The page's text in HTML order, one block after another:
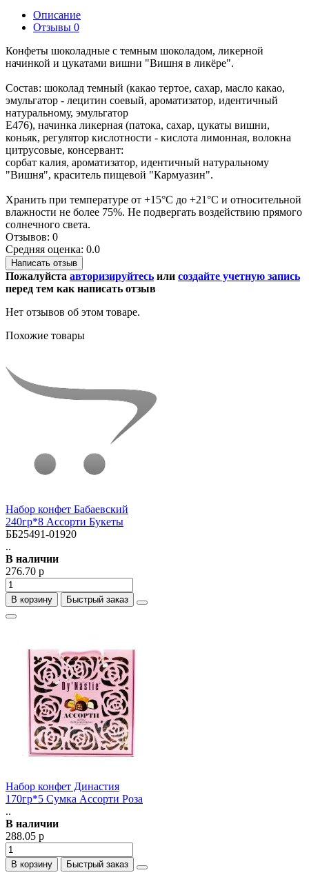
Описание
Отзывы 0
Конфеты шоколадные с темным шоколадом, ликерной
начинкой и цукатами вишни "Вишня в ликёре".
Состав: шоколад темный (какао тертое, сахар, масло какао,
эмульгатор - лецитин соевый, ароматизатор, идентичный
натуральному, эмульгатор
Е476), начинка ликерная (патока, сахар, цукаты вишни,
коньяк, регулятор кислотности - кислота лимонная, волокна
цитрусовые, консервант:
сорбат калия, ароматизатор, идентичный натуральному
"Вишня", краситель пищевой "Кармуазин".
Хранить при температуре от +15°С до +21°С и относительной
влажности не более 75%. Не подвергать воздействию прямого
солнечного света.
Отзывов: 0
Средняя оценка: 0.0
Написать отзыв
Пожалуйста авторизируйтесь или создайте учетную запись
перед тем как написать отзыв
Нет отзывов об этом товаре.
Похожие товары
Набор конфет Бабаевский
240гр*8 Ассорти Букеты
ББ25491-01920
..
В наличии
276.70 р
В корзину Быстрый заказ
Набор конфет Династия
170гр*5 Сумка Ассорти Роза
..
В наличии
288.05 р
В корзину Быстрый заказ